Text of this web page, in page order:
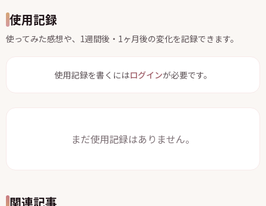
使用記録
使ってみた感想や、1週間後・1ヶ月後の変化を記録できます。
使用記録を書くにはログインが必要です。
まだ使用記録はありません。
関連記事